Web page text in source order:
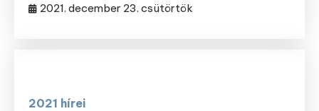
2021. december 23. csütörtök
2021 hírei